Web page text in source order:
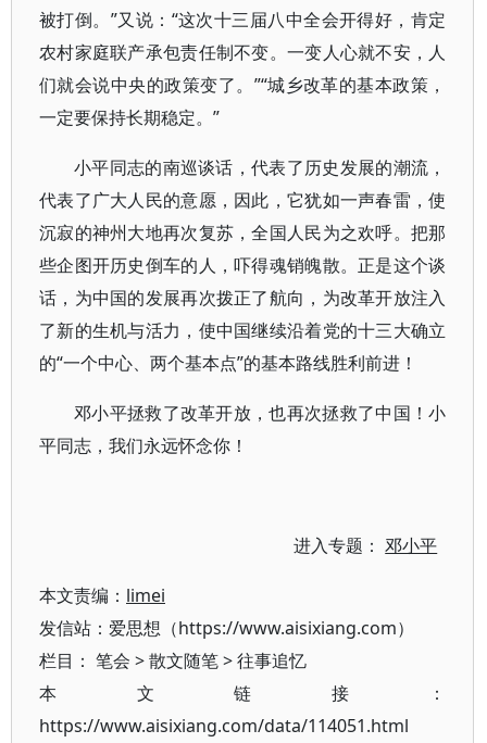
被打倒。”又说：“这次十三届八中全会开得好，肯定
农村家庭联产承包责任制不变。一变人心就不安，人
们就会说中央的政策变了。”“城乡改革的基本政策，
一定要保持长期稳定。”
小平同志的南巡谈话，代表了历史发展的潮流，
代表了广大人民的意愿，因此，它犹如一声春雷，使
沉寂的神州大地再次复苏，全国人民为之欢呼。把那
些企图开历史倒车的人，吓得魂销魄散。正是这个谈
话，为中国的发展再次拨正了航向，为改革开放注入
了新的生机与活力，使中国继续沿着党的十三大确立
的“一个中心、两个基本点”的基本路线胜利前进！
邓小平拯救了改革开放，也再次拯救了中国！小
平同志，我们永远怀念你！
进入专题：邓小平
本文责编： limei
发信站：爱思想（https://www.aisixiang.com）
栏目： 笔会 >散文随笔>往事追忆
本文链接：
https://www.aisixiang.com/data/114051.html